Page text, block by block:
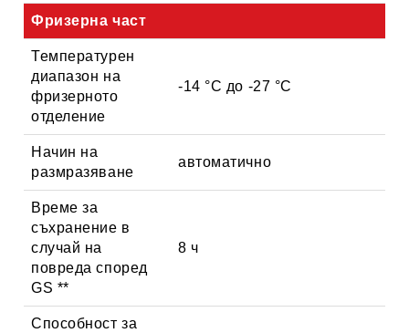
Фризерна част
Температурен
диапазон на
фризерното
отделение
-14 °C до -27 °C
Начин на
размразяване
автоматично
Време за
съхранение в
случай на
повреда според
GS **
8 ч
Способност за